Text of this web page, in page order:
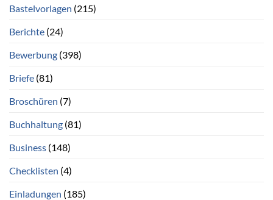
Bastelvorlagen (215)
Berichte (24)
Bewerbung (398)
Briefe (81)
Broschüren (7)
Buchhaltung (81)
Business (148)
Checklisten (4)
Einladungen (185)